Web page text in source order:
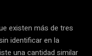
existen más de tres
identificar en la
una cantidad similar